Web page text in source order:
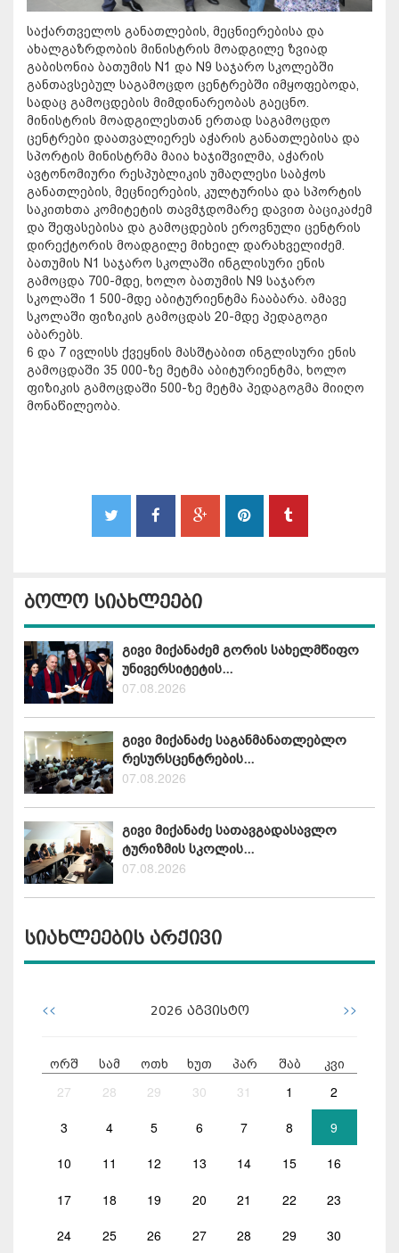
საქართველოს განათლების, მეცნიერებისა და
ახალგაზრდობის მინისტრის მოადგილე ზვიად
გაბისონია ბათუმის N1 და N9 საჯარო სკოლებში
განთავსებულ საგამოცდო ცენტრებში იმყოფებოდა,
სადაც გამოცდების მიმდინარეობას გაეცნო.
მინისტრის მოადგილესთან ერთად საგამოცდო
ცენტრები დაათვალიერეს აჭარის განათლებისა და
სპორტის მინისტრმა მაია ხაჯიშვილმა, აჭარის
ავტონომიური რესპუბლიკის უმაღლესი საბჭოს
განათლების, მეცნიერების, კულტურისა და სპორტის
საკითხთა კომიტეტის თავმჯდომარე დავით ბაციკაძემ
და შეფასებისა და გამოცდების ეროვნული ცენტრის
დირექტორის მოადგილე მიხეილ დარახველიძემ.
ბათუმის N1 საჯარო სკოლაში ინგლისური ენის
გამოცდა 700-მდე, ხოლო ბათუმის N9 საჯარო
სკოლაში 1 500-მდე აბიტურიენტმა ჩააბარა. ამავე
სკოლაში ფიზიკის გამოცდას 20-მდე პედაგოგი
აბარებს.
6 და 7 ივლისს ქვეყნის მასშტაბით ინგლისური ენის
გამოცდაში 35 000-ზე მეტმა აბიტურიენტმა, ხოლო
ფიზიკის გამოცდაში 500-ზე მეტმა პედაგოგმა მიიღო
მონაწილეობა.
ბოლო სიახლეები
გივი მიქანაძემ გორის სახელმწიფო
უნივერსიტეტის...
07.08.2026
გივი მიქანაძე საგანმანათლებლო
რესურსცენტრების...
07.08.2026
გივი მიქანაძე სათავგადასავლო
ტურიზმის სკოლის...
07.08.2026
სიახლეების არქივი
<< 2026 აგვისტო >>
ორშ სამ ოთხ ხუთ პარ შაბ კვი
27 28 29 30 31 1 2
3 4 5 6 7 8 9
10 11 12 13 14 15 16
17 18 19 20 21 22 23
24 25 26 27 28 29 30